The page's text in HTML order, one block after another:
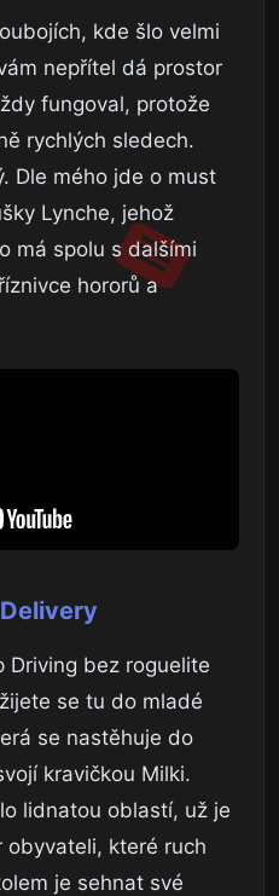
kde šlo velmi
nepřítel dá prostor
fungoval, protože
rychlých sledech.
Dle mého jde o must
Lynche, jehož
má spolu s dalšími
hororů a
Driving bez roguelite
se tu do mladé
se nastěhuje do
kravičkou Milki.
lidnatou oblastí, už je
obyvateli, které ruch
je sehnat své